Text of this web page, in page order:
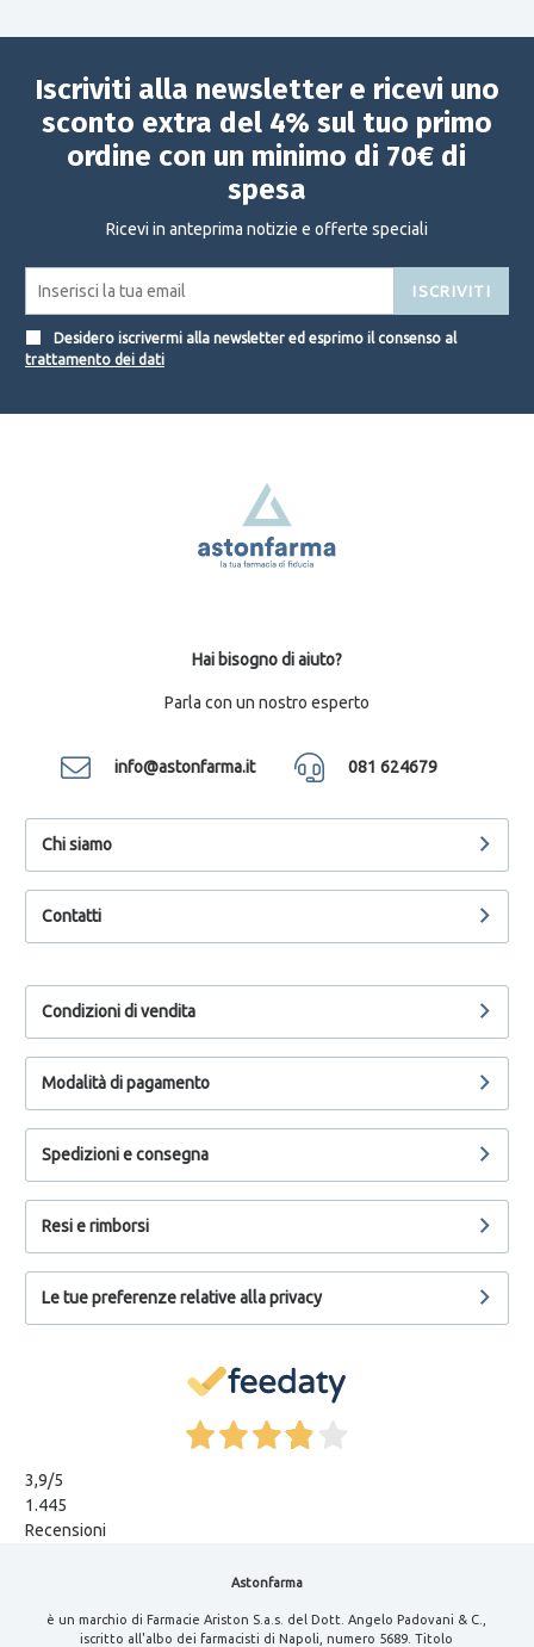
Iscriviti alla newsletter e ricevi uno
sconto extra del 4% sul tuo primo
ordine con un minimo di 70€ di
spesa
Ricevi in anteprima notizie e offerte speciali
ISCRIVITI
Desidero iscrivermi alla newsletter ed esprimo il consenso al
trattamento dei dati
Hai bisogno di aiuto?
Parla con un nostro esperto
info@astonfarma.it 081 624679
Chi siamo
Contatti
Condizioni di vendita
Modalità di pagamento
Spedizioni e consegna
Resi e rimborsi
Le tue preferenze relative alla privacy
3,9/5
1.445
Recensioni
Astonfarma
è un marchio di Farmacie Ariston S.a.s. del Dott. Angelo Padovani & C.,
iscritto all'albo dei farmacisti di Napoli, numero 5689. Titolo